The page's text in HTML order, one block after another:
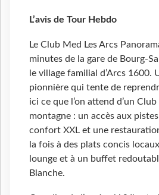
L’avis de Tour Hebdo
Le Club Med Les Arcs
minutes de la gare de Bourg-
le village familial d’Arcs 1600.
pionnière qui tente de
ici ce que l’on attend d’un
montagne : un accès aux
confort XXL et une
la fois à des plats concis
lounge et à un buffet
Blanche.